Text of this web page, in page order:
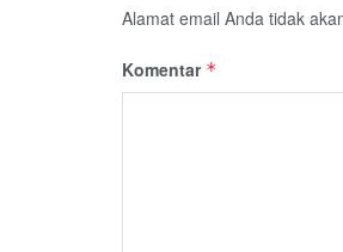
Alamat email Anda tidak
Komentar *